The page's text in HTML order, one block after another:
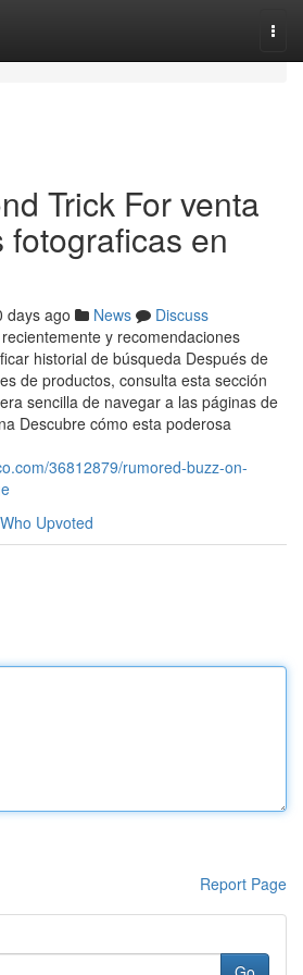
Trick For venta
en
days ago News
Discuss
y recomendaciones
historial de búsqueda Después de
de productos, consulta esta sección
sencilla de navegar a las páginas de
Descubre cómo esta poderosa
36812879/rumored-buzz-on-
Who Upvoted
Report Page